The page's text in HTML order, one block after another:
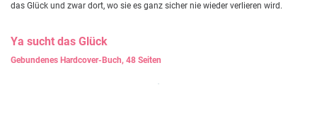
das Glück und zwar dort, wo sie es ganz sicher nie wieder verlieren wird.
Ya sucht das Glück
Gebundenes Hardcover-Buch, 48 Seiten